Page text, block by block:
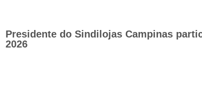
Presidente do Sindilojas Campinas
2026